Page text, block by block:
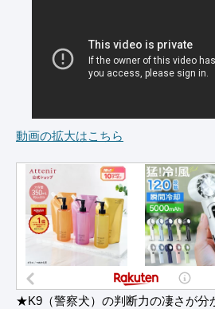
動画の拡大はこちら
★K9（警察犬）の判断力の凄さが分